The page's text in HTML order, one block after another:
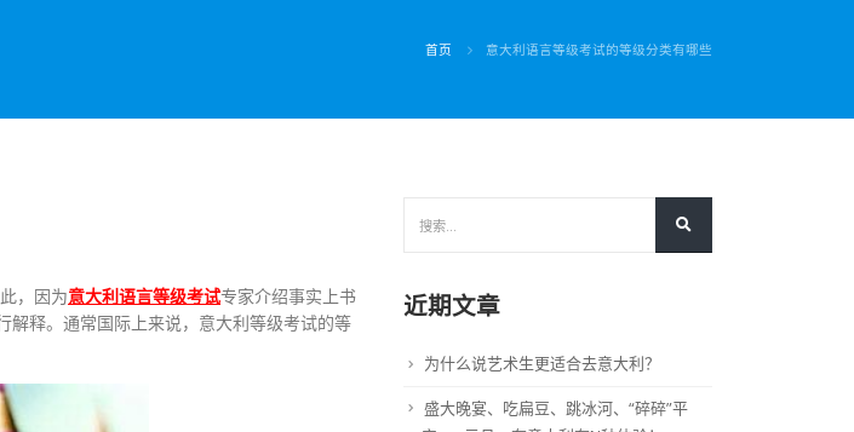
首页 意大利语言等级考试的等级分类有哪些
，因为意大利语言等级考试专家介绍事实上书
解释。通常国际上来说，意大利等级考试的等
近期文章
为什么说艺术生更适合去意大利？
盛大晚宴、吃扁豆、跳冰河、“碎碎”平